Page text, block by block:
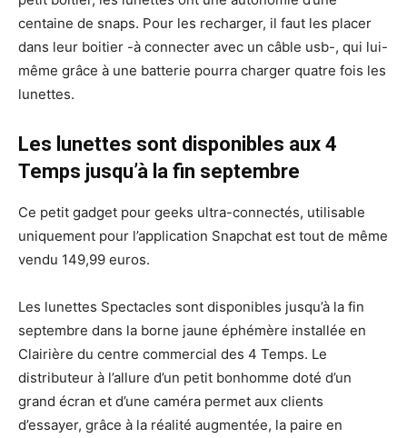
centaine de snaps. Pour les recharger, il faut les placer
dans leur boitier -à connecter avec un câble usb-, qui lui-
même grâce à une batterie pourra charger quatre fois les
lunettes.
Les lunettes sont disponibles aux 4
Temps jusqu’à la fin septembre
Ce petit gadget pour geeks ultra-connectés, utilisable
uniquement pour l’application Snapchat est tout de même
vendu 149,99 euros.
Les lunettes Spectacles sont disponibles jusqu’à la fin
septembre dans la borne jaune éphémère installée en
Clairière du centre commercial des 4 Temps. Le
distributeur à l’allure d’un petit bonhomme doté d’un
grand écran et d’une caméra permet aux clients
d’essayer, grâce à la réalité augmentée, la paire en